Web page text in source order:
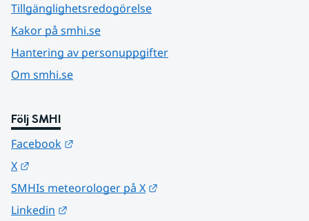
Tillgänglighetsredogörelse
Kakor på smhi.se
Hantering av personuppgifter
Om smhi.se
Följ SMHI
Facebook
X
SMHIs meteorologer på X
Linkedin